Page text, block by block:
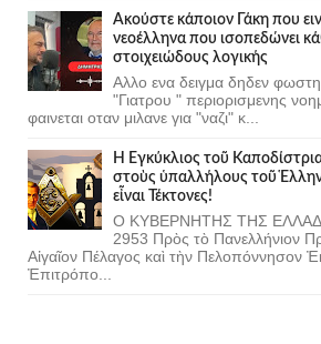
Ακούστε κάποιον Γάκη που
νεοέλληνα που ισοπεδώνει
στοιχειώδους λογικής
Αλλο ενα δειγμα δηδεν
"Γιατρου " περιορισμενης
φαινεται οταν μιλανε για "ναζι" κ...
Ἡ Ἐγκύκλιος τοῦ
στοὺς ὑπαλλήλους τοῦ
εἶναι Τέκτονες!
Ο ΚΥΒΕΡΝΗΤΗΣ ΤΗΣ
2953 Πρὸς τὸ Πανελλήνιον
Αἰγαῖον Πέλαγος καὶ τὴν Πελοπόννησον
Ἐπιτρόπο...